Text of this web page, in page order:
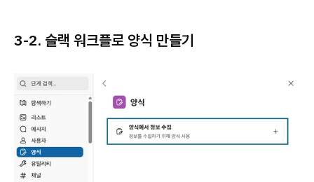
3-2. 슬랙 워크플로 양식 만들기